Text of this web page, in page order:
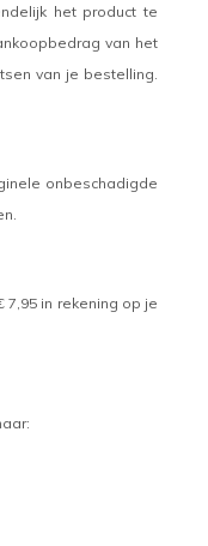
het product te
van het
van je bestelling.
onbeschadigde
in rekening op je